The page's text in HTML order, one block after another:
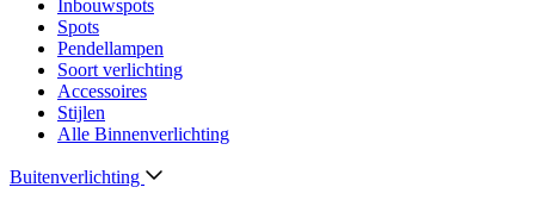
Inbouwspots
Spots
Pendellampen
Soort verlichting
Accessoires
Stijlen
Alle Binnenverlichting
Buitenverlichting